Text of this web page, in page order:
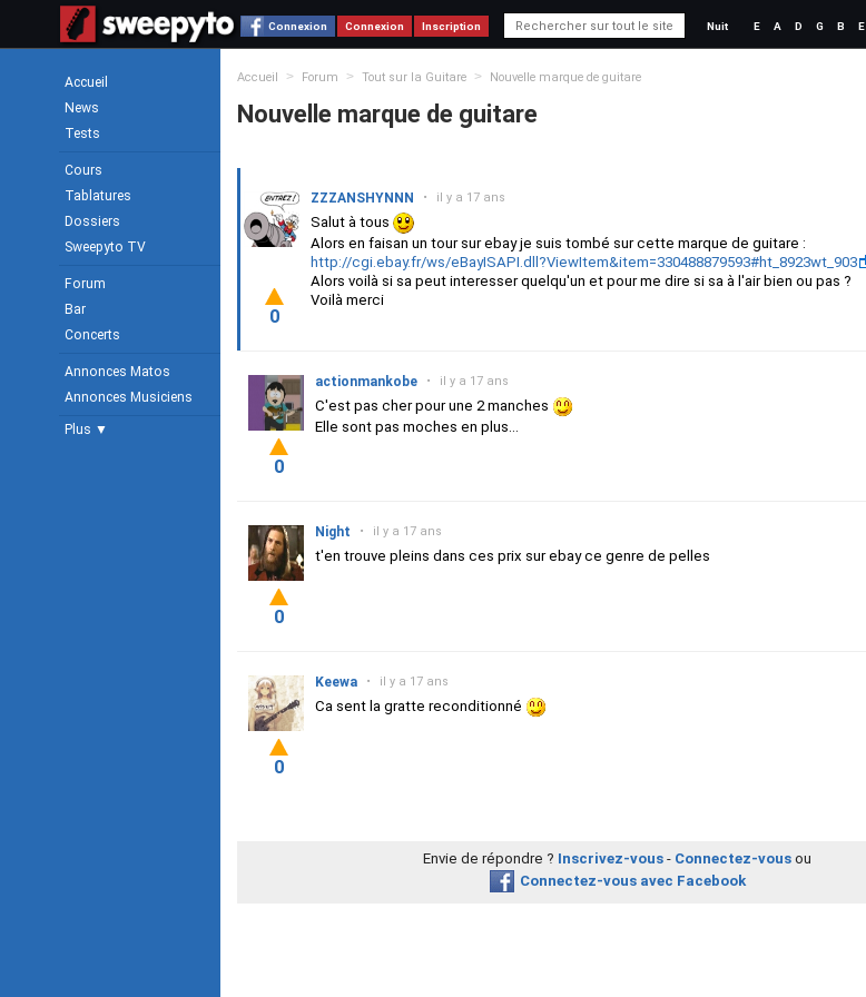
Connexion Connexion Inscription Nuit E A D G B E
Accueil
News
Tests
Cours
Tablatures
Dossiers
Sweepyto TV
Forum
Bar
Concerts
Annonces Matos
Annonces Musiciens
Plus ▼
Accueil > Forum > Tout sur la Guitare > Nouvelle marque de guitare
Nouvelle marque de guitare
ZZZANSHYNNN • il y a 17 ans
Salut à tous
Alors en faisan un tour sur ebay je suis tombé sur cette marque de guitare :
http://cgi.ebay.fr/ws/eBayISAPI.dll?ViewItem&item=330488879593#ht_8923wt_903
Alors voilà si sa peut interesser quelqu'un et pour me dire si sa à l'air bien ou pas ?
Voilà merci
0
actionmankobe • il y a 17 ans
C'est pas cher pour une 2 manches
Elle sont pas moches en plus...
0
Night • il y a 17 ans
t'en trouve pleins dans ces prix sur ebay ce genre de pelles
0
Keewa • il y a 17 ans
Ca sent la gratte reconditionné
0
Envie de répondre ? Inscrivez-vous - Connectez-vous ou
Connectez-vous avec Facebook